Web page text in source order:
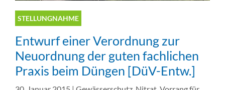
STELLUNGNAHME
Entwurf einer Verordnung zur
Neuordnung der guten fachlichen
Praxis beim Düngen [DüV-Entw.]